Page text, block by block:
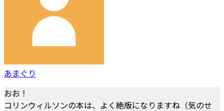
あまぐり
おお！
コリンウィルソンの本は、よく絶版になりますね（気のせ